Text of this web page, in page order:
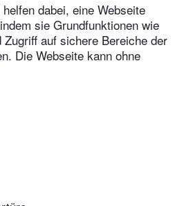
dabei, eine Webseite
sie Grundfunktionen wie
Zugriff auf sichere Bereiche der
Die Webseite kann ohne